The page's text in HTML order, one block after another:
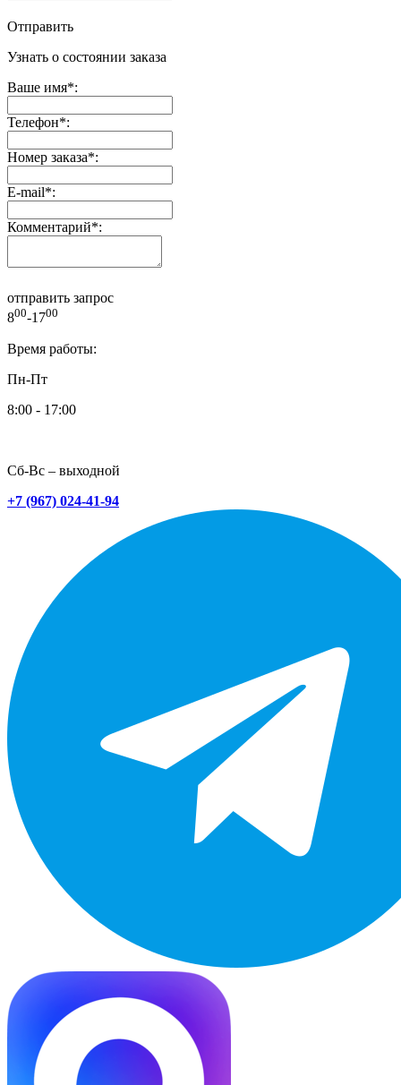
Отправить
Узнать о состоянии заказа
Ваше имя*:
Телефон*:
Номер заказа*:
E-mail*:
Комментарий*:
отправить запрос
800-1700
Время работы:
Пн-Пт
8:00 - 17:00
Сб-Вс – выходной
+7 (967) 024-41-94